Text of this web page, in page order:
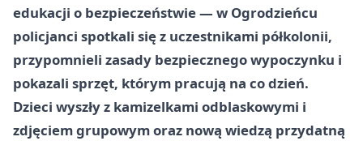
edukacji o bezpieczeństwie — w Ogrodzieńcu
policjanci spotkali się z uczestnikami półkolonii,
przypomnieli zasady bezpiecznego wypoczynku i
pokazali sprzęt, którym pracują na co dzień.
Dzieci wyszły z kamizelkami odblaskowymi i
zdjęciem grupowym oraz nową wiedzą przydatną